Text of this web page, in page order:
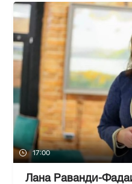
17:00
Лана Раванди-